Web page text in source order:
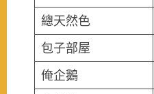
總天然色
包子部屋
俺企鵝